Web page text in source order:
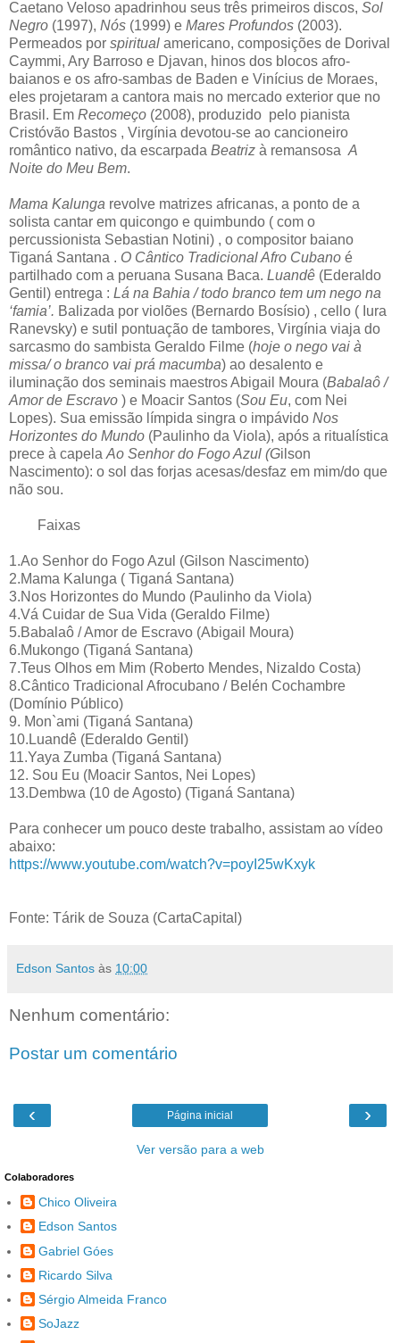
Caetano Veloso apadrinhou seus três primeiros discos, Sol
Negro (1997), Nós (1999) e Mares Profundos (2003).
Permeados por spiritual americano, composições de Dorival
Caymmi, Ary Barroso e Djavan, hinos dos blocos afro-
baianos e os afro-sambas de Baden e Vinícius de Moraes,
eles projetaram a cantora mais no mercado exterior que no
Brasil. Em Recomeço (2008), produzido pelo pianista
Cristóvão Bastos , Virgínia devotou-se ao cancioneiro
romântico nativo, da escarpada Beatriz à remansosa A
Noite do Meu Bem.
Mama Kalunga revolve matrizes africanas, a ponto de a
solista cantar em quicongo e quimbundo ( com o
percussionista Sebastian Notini) , o compositor baiano
Tiganá Santana . O Cântico Tradicional Afro Cubano é
partilhado com a peruana Susana Baca. Luandê (Ederaldo
Gentil) entrega : Lá na Bahia / todo branco tem um nego na
‘famia’. Balizada por violões (Bernardo Bosísio) , cello ( Iura
Ranevsky) e sutil pontuação de tambores, Virgínia viaja do
sarcasmo do sambista Geraldo Filme (hoje o nego vai à
missa/ o branco vai prá macumba) ao desalento e
iluminação dos seminais maestros Abigail Moura (Babalaô /
Amor de Escravo ) e Moacir Santos (Sou Eu, com Nei
Lopes). Sua emissão límpida singra o impávido Nos
Horizontes do Mundo (Paulinho da Viola), após a ritualística
prece à capela Ao Senhor do Fogo Azul (Gilson
Nascimento): o sol das forjas acesas/desfaz em mim/do que
não sou.
Faixas
1.Ao Senhor do Fogo Azul (Gilson Nascimento)
2.Mama Kalunga ( Tiganá Santana)
3.Nos Horizontes do Mundo (Paulinho da Viola)
4.Vá Cuidar de Sua Vida (Geraldo Filme)
5.Babalaô / Amor de Escravo (Abigail Moura)
6.Mukongo (Tiganá Santana)
7.Teus Olhos em Mim (Roberto Mendes, Nizaldo Costa)
8.Cântico Tradicional Afrocubano / Belén Cochambre
(Domínio Público)
9. Mon`ami (Tiganá Santana)
10.Luandê (Ederaldo Gentil)
11.Yaya Zumba (Tiganá Santana)
12. Sou Eu (Moacir Santos, Nei Lopes)
13.Dembwa (10 de Agosto) (Tiganá Santana)
Para conhecer um pouco deste trabalho, assistam ao vídeo
abaixo:
https://www.youtube.com/watch?v=poyI25wKxyk
Fonte: Tárik de Souza (CartaCapital)
Edson Santos às 10:00
Nenhum comentário:
Postar um comentário
‹ ›
Página inicial
Ver versão para a web
Colaboradores
Chico Oliveira
Edson Santos
Gabriel Góes
Ricardo Silva
Sérgio Almeida Franco
SoJazz